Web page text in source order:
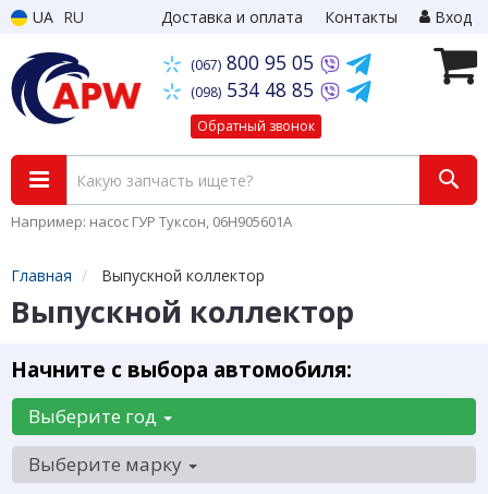
UA RU Доставка и оплата Контакты Вход
(067) 800 95 05
(098) 534 48 85
Обратный звонок
Например: насос ГУР Туксон, 06H905601A
Главная Выпускной коллектор
Выпускной коллектор
Начните с выбора автомобиля:
Выберите год
Выберите марку